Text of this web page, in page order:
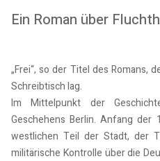
Ein Roman über
„Frei“, so der Titel des Romans,
Schreibtisch lag.
Im Mittelpunkt der
Geschehens Berlin. Anfang
westlichen Teil der Stadt, der
militärische Kontrolle über die